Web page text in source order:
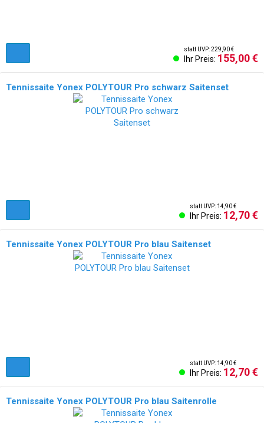
statt UVP: 229,90 €
Ihr Preis: 155,00 €
Tennissaite Yonex POLYTOUR Pro schwarz Saitenset
statt UVP: 14,90 €
Ihr Preis: 12,70 €
Tennissaite Yonex POLYTOUR Pro blau Saitenset
statt UVP: 14,90 €
Ihr Preis: 12,70 €
Tennissaite Yonex POLYTOUR Pro blau Saitenrolle